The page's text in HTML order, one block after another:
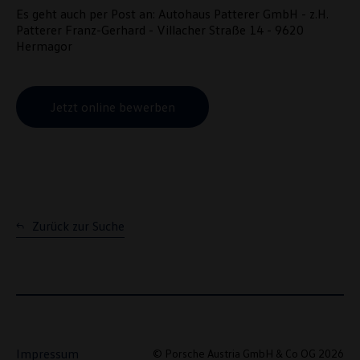
Es geht auch per Post an: Autohaus Patterer GmbH - z.H.
Patterer Franz-Gerhard - Villacher Straße 14 - 9620
Hermagor
Jetzt online bewerben
Zurück zur Suche
Impressum © Porsche Austria GmbH & Co OG 2026
verwendet um personalisierte Werbung auszuspielen. Sofern Sie über
einen von uns personalisierten Link auf unsere Website gelangen,
können Ihre erzeugten Daten, sofern Sie dem explizit zugestimmt
GmbH & Co KG, eingesehen werden.
VW Cookie-Richtlinien